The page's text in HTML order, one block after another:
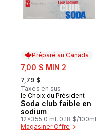
Préparé au Canada
sale:
7,00 $ MIN 2
, formerly:
7,79 $
Taxes en sus
Préparé au Canada
le Choix du Président
Soda club faible en
sodium
12x355.0 ml, 0,18 $/100ml
Magasiner Offre